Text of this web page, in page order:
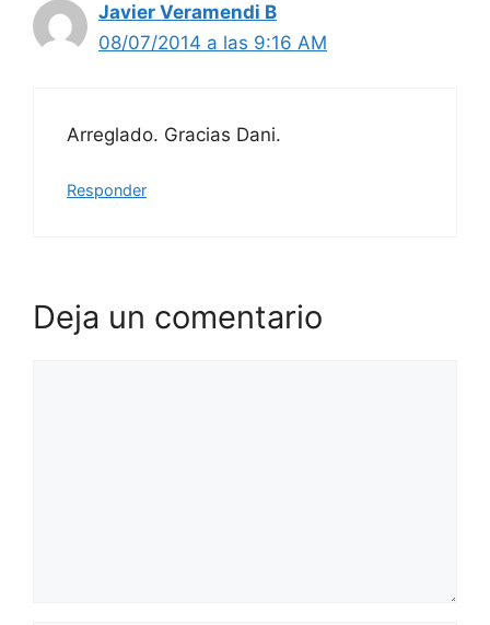
Javier Veramendi B
08/07/2014 a las 9:16 AM
Arreglado. Gracias Dani.
Responder
Deja un comentario